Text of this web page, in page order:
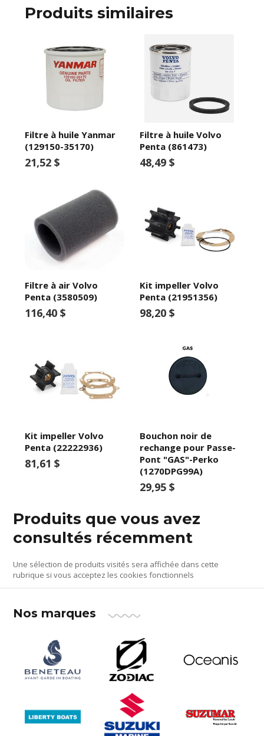
Produits similaires
Filtre à huile Yanmar
(129150-35170)
21,52 $
Filtre à huile Volvo
Penta (861473)
48,49 $
Filtre à air Volvo
Penta (3580509)
116,40 $
Kit impeller Volvo
Penta (21951356)
98,20 $
Kit impeller Volvo
Penta (22222936)
81,61 $
Bouchon noir de
rechange pour Passe-
Pont "GAS"-Perko
(1270DPG99A)
29,95 $
Produits que vous avez
consultés récemment
Une sélection de produits visités sera affichée dans cette
rubrique si vous acceptez les cookies fonctionnels
Nos marques